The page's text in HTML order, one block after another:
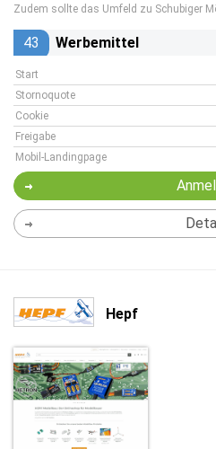
Zudem sollte das Umfeld zu Schubiger
43 Werbemittel
Start
Stornoquote
Cookie
Freigabe
Mobil-Landingpage
Hepf